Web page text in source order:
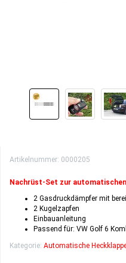
Artikelnummer: 0000205
Nachrüst-Set zur
2 Gasdruckdämpfer mit
2 Kugelzapfen
Einbauanleitung
Passend für: VW Golf 6
Kategorie: Automatische